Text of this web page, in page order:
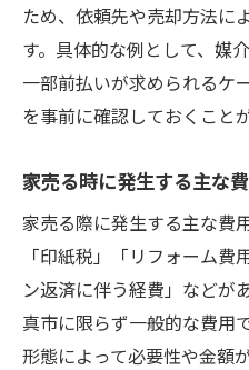
ため、依頼先や売却方法に
す。具体的な例として、媒
一部前払いが求められるケ
を事前に確認しておくこと
家売る時に発生する主な
家売る際に発生する主な費
「印紙税」「リフォーム
ン返済に伴う経費」などが
真市に限らず一般的な費用
形態によって必要性や金額